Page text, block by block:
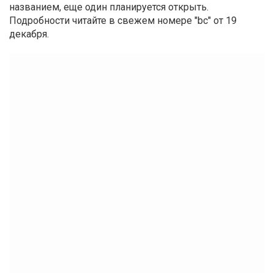
названием, еще один планируется открыть.
Подробности читайте в свежем номере "bc" от 19
декабря.